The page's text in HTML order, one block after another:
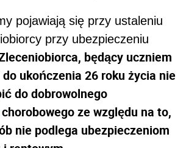
pojawiają się przy ustaleniu
przy ubezpieczeniu
będący uczniem
ukończenia 26 roku życia nie
do dobrowolnego
ze względu na to,
nie podlega ubezpieczeniom